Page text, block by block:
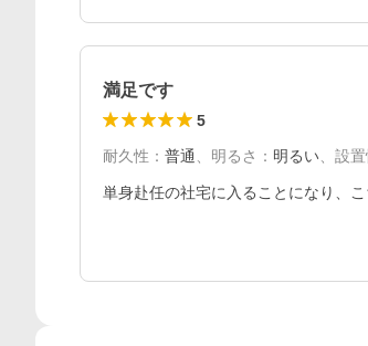
満足です
5
耐久性 ： 普通 明るさ ： 明るい 設置
単身赴任の社宅に入ることになり、